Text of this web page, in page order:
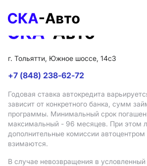
г. Тольятти, Южное шоссе, 14с3
+7 (848) 238-62-72
Годовая ставка автокредита
зависит от конкретного банка, сумм
программы. Минимальный срок
максимальный - 96 месяцев. При этом
дополнительные комиссии
взимаются.
В случае невозвращения в